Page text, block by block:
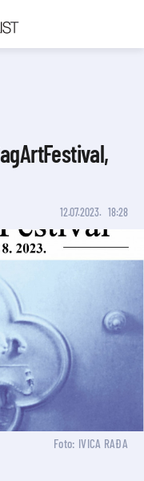
12.07.2023. 18:28
Foto: IVICA RAĐA